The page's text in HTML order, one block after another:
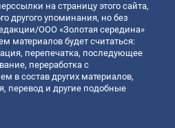
на страницу этого сайта,
другого упоминания, но без
ООО «Золотая середина»
материалов будет считаться:
перепечатка, последующее
переработка с
в состав других материалов,
перевод и другие подобные